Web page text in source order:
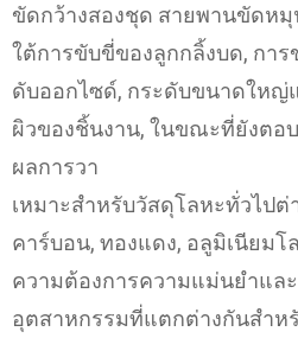
ขัดกว้างสองชุด สายพานขัดหมุ
ใต้การขับขี่ของลูกกลิ้งบด, กา
ดับออกไซด์, กระดับขนาดใหญ่
ผิวของชิ้นงาน, ในขณะที่ยังตอ
ผลการวา
เหมาะสำหรับวัสดุโลหะทั่วไปต่
คาร์บอน, ทองแดง, อลูมิเนียม
ความต้องการความแม่นยำแล
อุตสาหกรรมที่แตกต่างกันสำห